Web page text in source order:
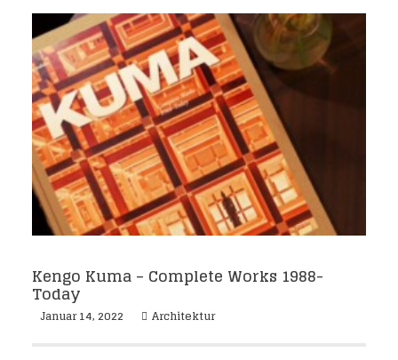
Kengo Kuma – Complete Works 1988-
Today
Januar 14, 2022 Architektur